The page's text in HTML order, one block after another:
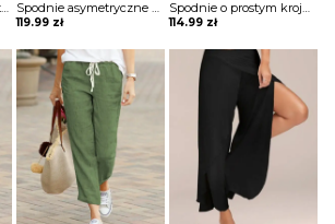
119.99 zł 114.99 zł